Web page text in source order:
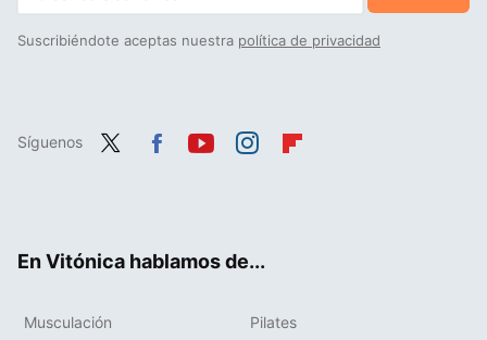
Suscribiéndote aceptas nuestra política de privacidad
Síguenos
En Vitónica hablamos de...
Musculación Pilates